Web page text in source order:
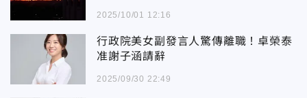
2025/10/01 12:16
行政院美女副發言人驚傳離職！卓榮泰
准謝子涵請辭
2025/09/30 22:49